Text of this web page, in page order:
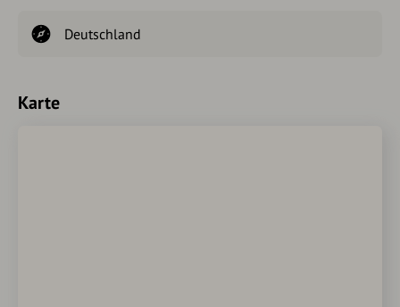
Deutschland
Karte